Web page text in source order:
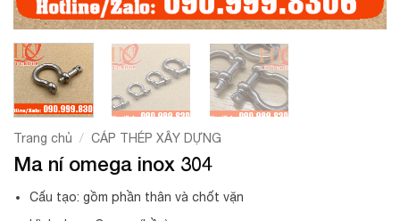
Trang chủ / CÁP THÉP XÂY DỰNG
Ma ní omega inox 304
Cấu tạo: gồm phần thân và chốt vặn